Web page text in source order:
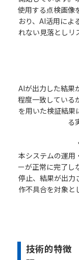
使用する点検画像
おり、AI活用によ
れない見落としリ
AIが出力した結果
程度一致している
を用いた検証結果
る
本システムの運用
ーが正常に完了し
停止、結果が出力
作不具合を対象と
技術的特徴